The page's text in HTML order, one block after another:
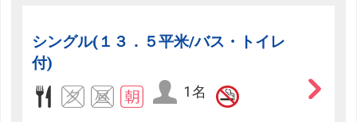
シングル(１３．５平米/バス・トイレ
付)
1名